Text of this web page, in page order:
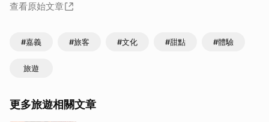
查看原始文章
#嘉義 #旅客 #文化 #甜點 #體驗
旅遊
更多旅遊相關文章